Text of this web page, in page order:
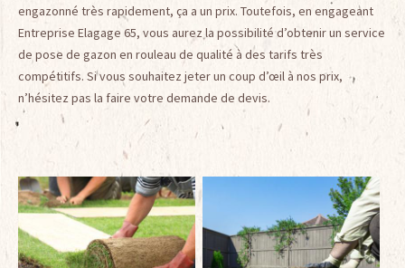
engazonné très rapidement, ça a un prix. Toutefois, en engageant
Entreprise Elagage 65, vous aurez la possibilité d’obtenir un service
de pose de gazon en rouleau de qualité à des tarifs très
compétitifs. Si vous souhaitez jeter un coup d’œil à nos prix,
n’hésitez pas la faire votre demande de devis.